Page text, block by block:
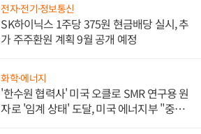
전자·전기·정보통신
SK하이닉스 1주당 375원 현금배당 실시, 추
가 주주환원 계획 9월 공개 예정
화학·에너지
'한수원 협력사' 미국 오클로 SMR 연구용 원
자로 '임계 상태' 도달, 미국 에너지부 "중요